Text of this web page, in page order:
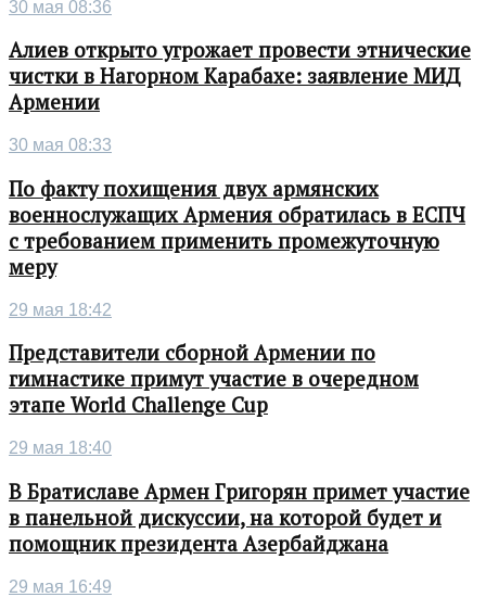
30 мая 08:36
Алиев открыто угрожает провести этнические
чистки в Нагорном Карабахе: заявление МИД
Армении
30 мая 08:33
По факту похищения двух армянских
военнослужащих Армения обратилась в ЕСПЧ
с требованием применить промежуточную
меру
29 мая 18:42
Представители сборной Армении по
гимнастике примут участие в очередном
этапе World Challenge Cup
29 мая 18:40
В Братиславе Армен Григорян примет участие
в панельной дискуссии, на которой будет и
помощник президента Азербайджана
29 мая 16:49